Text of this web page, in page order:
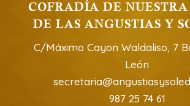
COFRADÍA DE NUESTRA
DE LAS ANGUSTIAS Y
C/Máximo Cayon Waldaliso, 7
León
987 25 74 61